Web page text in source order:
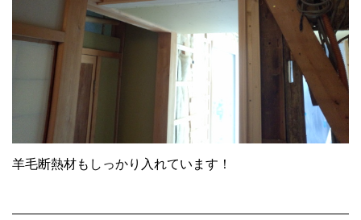
羊毛断熱材もしっかり入れています！